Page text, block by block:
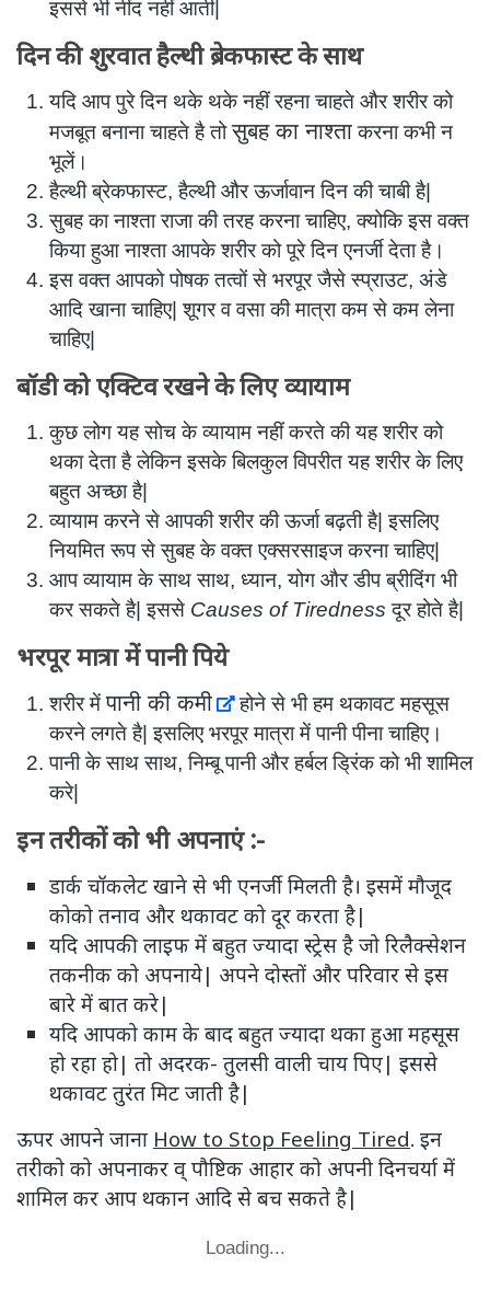
इससे भी नींद नहीं आती|
दिन की शुरवात हैल्थी ब्रेकफास्ट के साथ
यदि आप पुरे दिन थके थके नहीं रहना चाहते और शरीर को
मजबूत बनाना चाहते है तोसुबह का नाश्ताकरना कभी न
भूलें।
हैल्थी ब्रेकफास्ट, हैल्थी और ऊर्जावान दिन की चाबी है|
सुबह का नाश्ता राजा की तरह करना चाहिए, क्योकि इस वक्त
किया हुआ नाश्‍ता आपके शरीर को पूरे दिन एनर्जी देता है।
इस वक्त आपको पोषक तत्वों से भरपूर जैसे स्प्राउट, अंडे
आदि खाना चाहिए| शूगर व वसा की मात्रा कम से कम लेना
चाहिए|
बॉडी को एक्टिव रखने के लिए व्यायाम
कुछ लोग यह सोच के व्यायाम नहीं करते की यह शरीर को
थका देता है लेकिन इसके बिलकुल विपरीत यह शरीर के लिए
बहुत अच्छा है|
व्यायाम करने से आपकी शरीर की ऊर्जा बढ़ती है| इसलिए
नियमित रूप से सुबह के वक्त एक्सरसाइज करना चाहिए|
आप व्यायाम के साथ साथ, ध्यान, योग और डीप ब्रीदिंग भी
कर सकते है| इससे Causes of Tiredness दूर होते है|
भरपूर मात्रा में पानी पिये
शरीर मेंपानी की कमी
होने से भी हम थकावट महसूस
करने लगते है| इसलिए भरपूर मात्रा में पानी पीना चाहिए।
पानी के साथ साथ, निम्बू पानी और हर्बल ड्रिंक को भी शामिल
करे|
इन तरीकों को भी अपनाएं :-
डार्क चॉकलेट खाने से भी एनर्जी मिलती है। इसमें मौजूद
कोको तनाव और थकावट को दूर करता है|
यदि आपकी लाइफ में बहुत ज्यादा स्ट्रेस है जो रिलैक्सेशन
तकनीक को अपनाये| अपने दोस्तों और परिवार से इस
बारे में बात करे|
यदि आपको काम के बाद बहुत ज्यादा थका हुआ महसूस
हो रहा हो| तो अदरक- तुलसी वाली चाय पिए| इससे
थकावट तुरंत मिट जाती है|
ऊपर आपने जाना How to Stop Feeling Tired. इन
तरीको को अपनाकर व् पौष्टिक आहार को अपनी दिनचर्या में
शामिल कर आप थकान आदि से बच सकते है|
Loading...